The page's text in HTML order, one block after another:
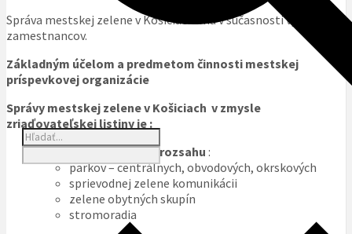
Správa mestskej zelene v Košiciach má v súčasnosti vyše 430
zamestnancov.
Základným účelom a predmetom činnosti mestskej
príspevkovej organizácie
Správy mestskej zelene v Košiciach v zmysle
zriaďovateľskej listiny je :
spravovanie zelene v rozsahu :
parkov – centrálnych, obvodových, okrskových
sprievodnej zelene komunikácii
zelene obytných skupín
stromoradia